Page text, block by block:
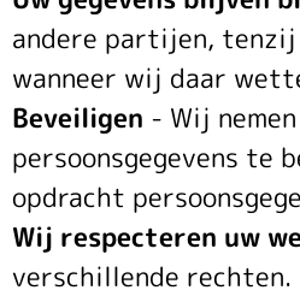
andere partijen, tenzij
wanneer wij daar
Beveiligen - Wij
persoonsgegevens te
opdracht
Wij respecteren uw
verschillende